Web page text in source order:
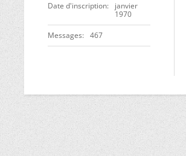
Date d'inscription
janvier
1970
Messages 467